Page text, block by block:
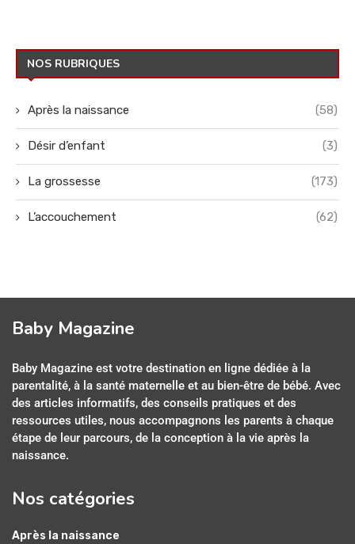
NOS RUBRIQUES
Après la naissance (58)
Désir d’enfant (3)
La grossesse (173)
L’accouchement (62)
Baby Magazine
Baby Magazine est votre destination en ligne dédiée à la
parentalité, à la santé maternelle et au bien-être de bébé. Avec
des articles informatifs, des conseils pratiques et des
ressources utiles, nous accompagnons les parents à chaque
étape de leur parcours, de la conception à la vie après la
naissance.
Nos catégories
Après la naissance